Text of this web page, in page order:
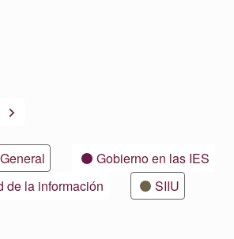
Siguiente
General Gobierno en las IES
de la información
SIIU